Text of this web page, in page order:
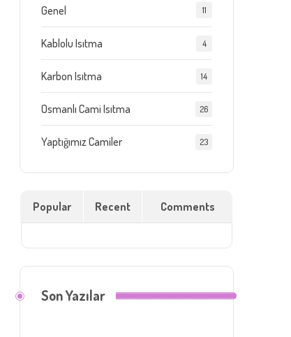
Genel 11
Kablolu Isıtma 4
Karbon Isıtma 14
Osmanlı Cami Isıtma 26
Yaptığımız Camiler 23
Popular Recent Comments
Son Yazılar